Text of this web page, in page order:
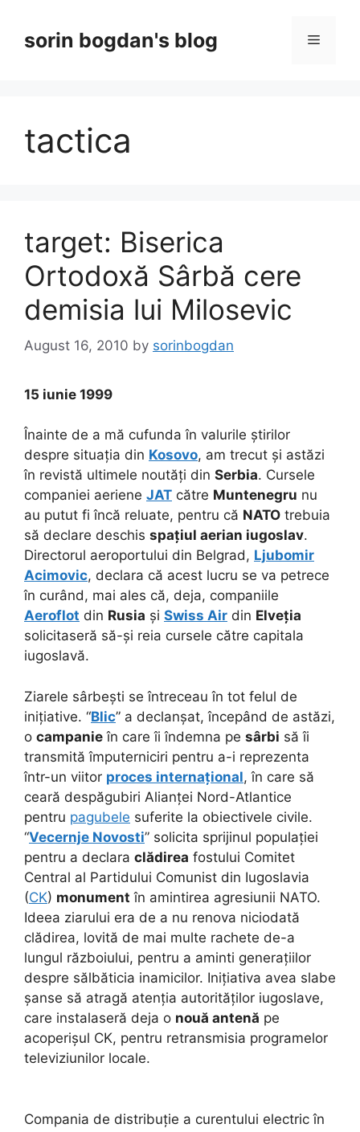
contentsorin bogdan's blog Menu
tactica
target: Biserica
Ortodoxă Sârbă cere
demisia lui Milosevic
August 16, 2010 by sorinbogdan
15 iunie 1999
Înainte de a mă cufunda în valurile știrilor
despre situația din Kosovo, am trecut și astăzi
în revistă ultimele noutăți din Serbia. Cursele
companiei aeriene JAT către Muntenegru nu
au putut fi încă reluate, pentru că NATO trebuia
să declare deschis spațiul aerian iugoslav.
Directorul aeroportului din Belgrad, Ljubomir
Acimovic, declara că acest lucru se va petrece
în curând, mai ales că, deja, companiile
Aeroflot din Rusia și Swiss Air din Elveția
solicitaseră să-și reia cursele către capitala
iugoslavă.
Ziarele sârbești se întreceau în tot felul de
inițiative. “Blic” a declanșat, începând de astăzi,
o campanie în care îi îndemna pe sârbi să îi
transmită împuterniciri pentru a-i reprezenta
într-un viitor proces internațional, în care să
ceară despăgubiri Alianței Nord-Atlantice
pentru pagubele suferite la obiectivele civile.
“Vecernje Novosti” solicita sprijinul populației
pentru a declara clădirea fostului Comitet
Central al Partidului Comunist din Iugoslavia
(CK) monument în amintirea agresiunii NATO.
Ideea ziarului era de a nu renova niciodată
clădirea, lovită de mai multe rachete de-a
lungul războiului, pentru a aminti generațiilor
despre sălbăticia inamicilor. Inițiativa avea slabe
șanse să atragă atenția autorităților iugoslave,
care instalaseră deja o nouă antenă pe
acoperișul CK, pentru retransmisia programelor
televiziunilor locale.
Compania de distribuție a curentului electric în